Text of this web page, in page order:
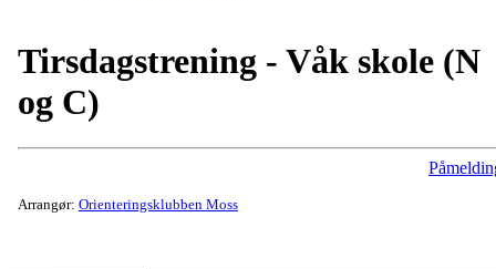
Tirsdagstrening - Våk skole (N
og C)
Arrangør: Orienteringsklubben Moss